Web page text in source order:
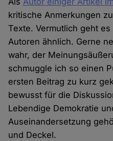
kritische Anmerkungen
Texte. Vermutlich geht
Autoren ähnlich. Gerne
wahr, der
schmuggle ich so einen
ersten Beitrag zu kurz
bewusst für die
Lebendige Demokratie
Auseinandersetzung
und Deckel.